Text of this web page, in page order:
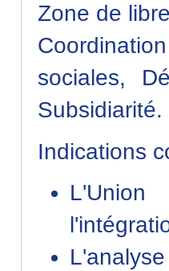
Zone de
sociales,
Subsidiarité.
Indications